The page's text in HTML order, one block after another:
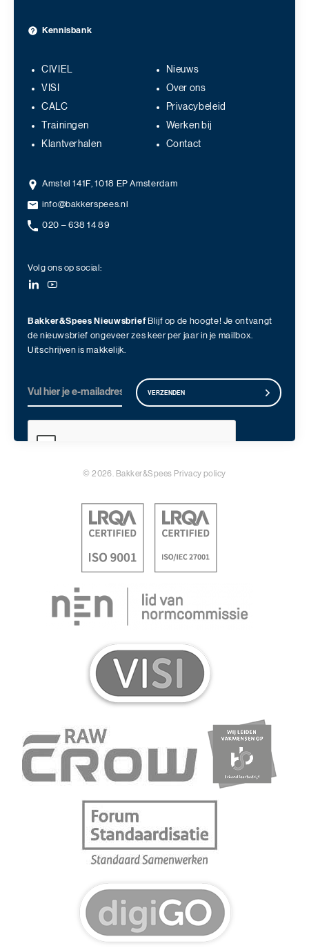
Kennisbank
CIVIEL
VISI
CALC
Trainingen
Klantverhalen
Nieuws
Over ons
Privacybeleid
Werken bij
Contact
Amstel 141F, 1018 EP Amsterdam
info@bakkerspees.nl
020 – 638 14 89
Volg ons op social:
Bakker&Spees Nieuwsbrief Blijf op de hoogte! Je ontvangt
de nieuwsbrief ongeveer zes keer per jaar in je mailbox.
Uitschrijven is makkelijk.
VERZENDEN
© 2026. Bakker&Spees Privacy policy